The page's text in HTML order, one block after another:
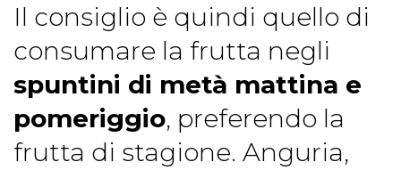
Il consiglio è quindi quello di
consumare la frutta negli
spuntini di metà mattina e
pomeriggio, preferendo la
frutta di stagione. Anguria,